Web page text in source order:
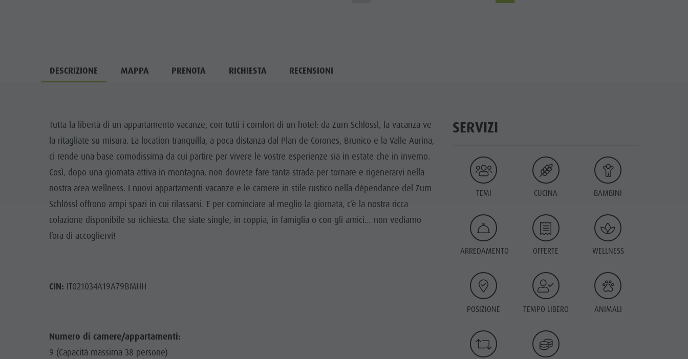
DESCRIZIONE MAPPA PRENOTA RICHIESTA RECENSIONI
Tutta la libertà di un appartamento vacanze, con tutti i comfort di un hotel: da Zum Schlössl, la vacanza ve
la ritagliate su misura. La location tranquilla, a poca distanza dal Plan de Corones, Brunico e la Valle Aurina,
ci rende una base comodissima da cui partire per vivere le vostre esperienze sia in estate che in inverno.
Così, dopo una giornata attiva in montagna, non dovrete fare tanta strada per tornare e rigenerarvi nella
nostra area wellness. I nuovi appartamenti vacanze e le camere in stile rustico nella dépendance del Zum
Schlössl offrono ampi spazi in cui rilassarsi. E per cominciare al meglio la giornata, c’è la nostra ricca
colazione disponibile su richiesta. Che siate single, in coppia, in famiglia o con gli amici… non vediamo
l’ora di accogliervi!
CIN: IT021034A19A79BMHH
Numero di camere/appartamenti:
9 (Capacità massima 38 persone)
SERVIZI
TEMI CUCINA BAMBINI
ARREDAMENTO OFFERTE WELLNESS
POSIZIONE TEMPO LIBERO ANIMALI